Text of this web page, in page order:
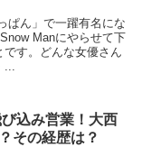
ぱん」で一躍有名にな
Manにやらせて下
す。どんな女優さん
込み営業！大西
その経歴は？